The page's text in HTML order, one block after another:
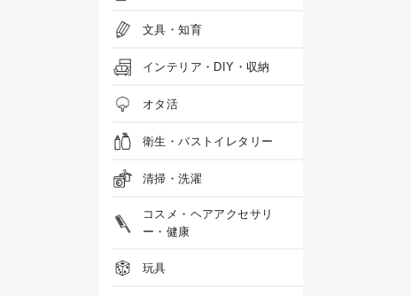
文具・知育
インテリア・DIY・収納
オタ活
衛生・バストイレタリー
清掃・洗濯
コスメ・ヘアアクセサリ
ー・健康
玩具